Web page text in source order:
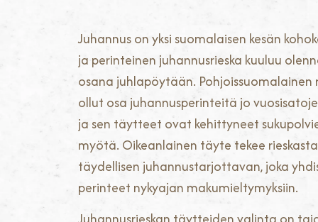
Juhannus on yksi suomalaisen kesän
ja perinteinen juhannusrieska kuuluu
osana juhlapöytään. Pohjoissuomalainen
ollut osa juhannusperinteitä jo
ja sen täytteet ovat kehittyneet
myötä. Oikeanlainen täyte tekee rieskasta
täydellisen juhannustarjottavan, joka
perinteet nykyajan makumieltymyksiin.